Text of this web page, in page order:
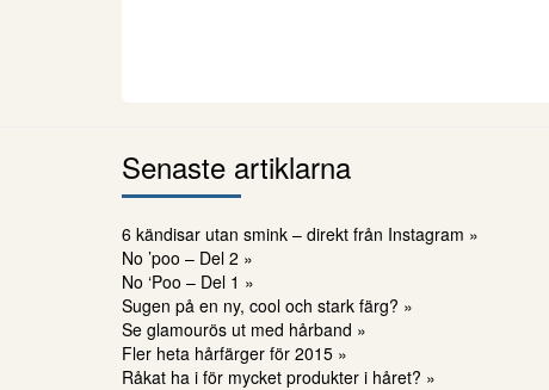
Senaste artiklarna
6 kändisar utan smink – direkt från Instagram »
No ’poo – Del 2 »
No ‘Poo – Del 1 »
Sugen på en ny, cool och stark färg? »
Se glamourös ut med hårband »
Fler heta hårfärger för 2015 »
Råkat ha i för mycket produkter i håret? »